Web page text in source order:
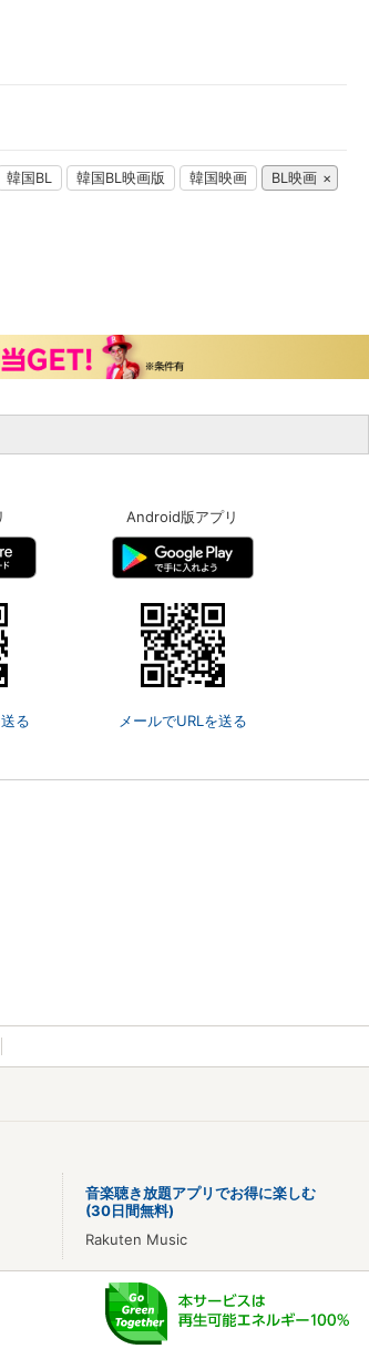
韓国BL 韓国BL映画版 韓国映画 BL映画
る
Android版アプリ
メールでURLを送る
音楽聴き放題アプリでお得に楽しむ
(30日間無料)
Rakuten Music